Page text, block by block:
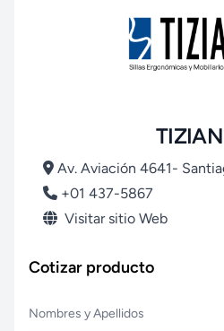
Av. Aviación 4641-
+01 437-5867
Visitar sitio Web
Cotizar producto
Nombres y Apellidos